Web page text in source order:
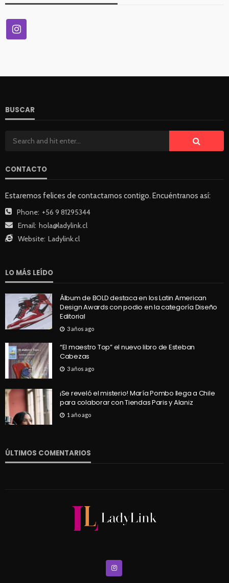
BUSCAR
CONTACTO
Estaremos felices de contactarnos contigo. Encuéntranos así:
Phone: +56 9 81295344
Email: hola@ladylink.cl
Website: Ladylink.cl
LO MÁS LEÍDO
Álbum de BOLD destaca en los Latin American
Design Awards con podio en la categoría Diseño
Editorial
3 años ago
“El maestro Top” el nuevo libro de Esteban
Cabezas
3 años ago
¡Se reveló el misterio! María Pombo llega a Chile
para colaborar con Tiendas Paris y Alaniz
1 año ago
ÚLTIMOS COMENTARIOS